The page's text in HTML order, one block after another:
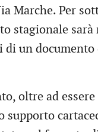
Marche. Per
stagionale sarà
di un
oltre ad
supporto